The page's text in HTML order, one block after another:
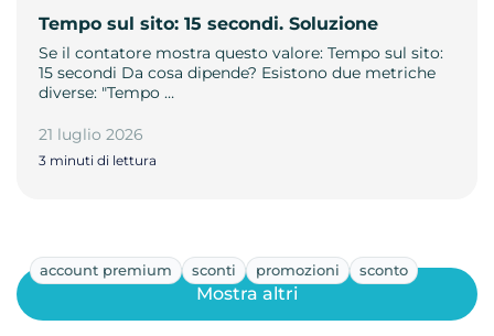
Tempo sul sito: 15 secondi. Soluzione
Se il contatore mostra questo valore: Tempo sul sito:
15 secondi Da cosa dipende? Esistono due metriche
diverse: "Tempo …
21 luglio 2026
3 minuti di lettura
account premium sconti promozioni sconto
Mostra altri